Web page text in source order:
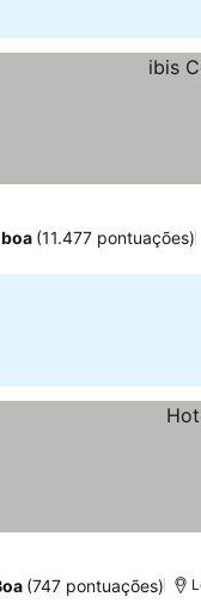
(11.477 pontuações)
(747 pontuações)